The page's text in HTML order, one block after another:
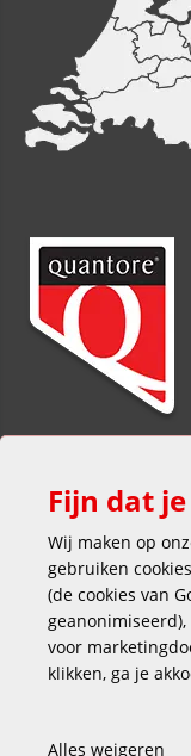
Veilig
Fijn dat
Wij maken op
gebruiken
(de cookies van
voor
klikken, ga je
Alles weigeren